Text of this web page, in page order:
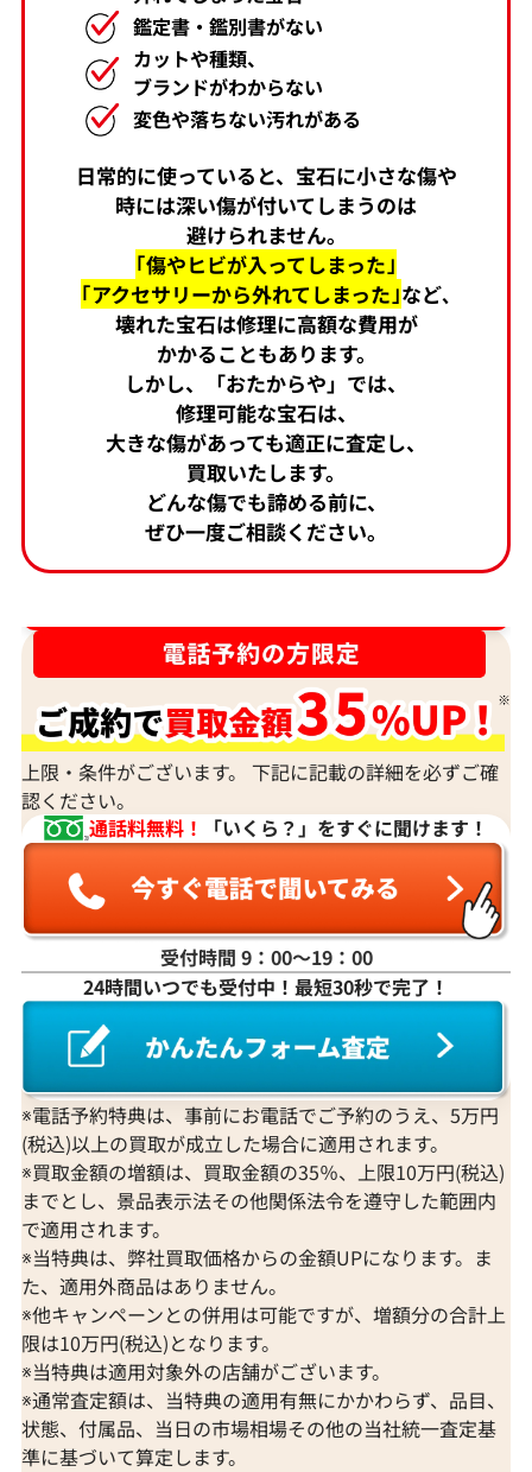
鑑定書・鑑別書がない
カットや種類、
ブランドがわからない
変色や落ちない汚れがある
日常的に使っていると、宝石に小さな傷や
時には深い傷が付いてしまうのは
避けられません。
｢傷やヒビが入ってしまった｣
｢アクセサリーから外れてしまった｣など､
壊れた宝石は修理に高額な費用が
かかることもあります。
しかし、「おたからや」では、
修理可能な宝石は、
大きな傷があっても適正に査定し、
買取いたします。
どんな傷でも諦める前に、
ぜひ一度ご相談ください。
上限・条件がございます。 下記に記載の詳細を必ずご確
認ください。
通話料無料！
「いくら？」をすぐに聞けます！
受付時間 9：00〜19：00
24時間いつでも受付中！最短30秒で完了！
※電話予約特典は、事前にお電話でご予約のうえ、5万円
(税込)以上の買取が成立した場合に適用されます。
※買取金額の増額は、買取金額の35％、上限10万円(税込)
までとし、景品表示法その他関係法令を遵守した範囲内
で適用されます。
※当特典は、弊社買取価格からの金額UPになります。ま
た、適用外商品はありません。
※他キャンペーンとの併用は可能ですが、増額分の合計上
限は10万円(税込)となります。
※当特典は適用対象外の店舗がございます。
※通常査定額は、当特典の適用有無にかかわらず、品目、
状態、付属品、当日の市場相場その他の当社統一査定基
準に基づいて算定します。